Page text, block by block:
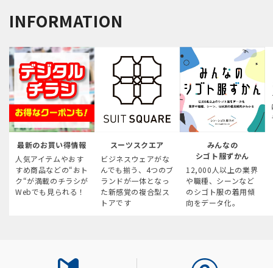
INFORMATION
最新のお買い得情報
人気アイテムやおす
すめ商品などの“おト
ク“が満載のチラシが
Webでも見られる！
スーツスクエア
ビジネスウェアがな
んでも揃う、4つのブ
ランドが一体となっ
た新感覚の複合型ス
トアです
みんなの
シゴト服ずかん
12,000人以上の業界
や職種、シーンなど
のシゴト服の着用傾
向をデータ化。